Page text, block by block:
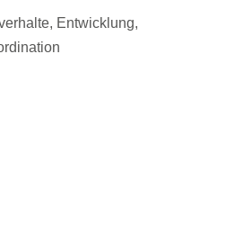
Entwicklung,